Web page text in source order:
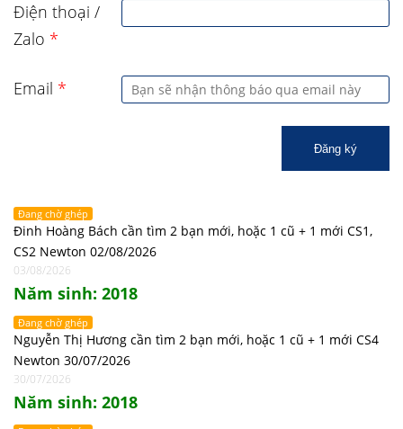
Điện thoại /
Zalo *
Email *
Đăng ký
Đang chờ ghép
Đinh Hoàng Bách cần tìm 2 bạn mới, hoặc 1 cũ + 1 mới CS1,
CS2 Newton 02/08/2026
03/08/2026
Năm sinh: 2018
Đang chờ ghép
Nguyễn Thị Hương cần tìm 2 bạn mới, hoặc 1 cũ + 1 mới CS4
Newton 30/07/2026
30/07/2026
Năm sinh: 2018